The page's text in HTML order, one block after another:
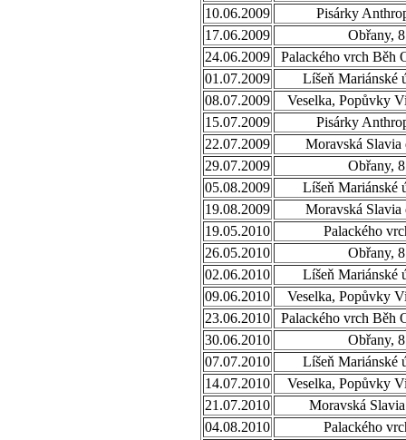
10.06.2009
Pisárky
17.06.2009
Obřany,
24.06.2009
Palackého vrch Běh
01.07.2009
Líšeň Mariánské
08.07.2009
Veselka, Popůvky
15.07.2009
Pisárky
22.07.2009
Moravská Slavia
29.07.2009
Obřany,
05.08.2009
Líšeň Mariánské
19.08.2009
Moravská Slavia
19.05.2010
Palackého
26.05.2010
Obřany,
02.06.2010
Líšeň Mariánské
09.06.2010
Veselka, Popůvky
23.06.2010
Palackého vrch Běh
30.06.2010
Obřany,
07.07.2010
Líšeň Mariánské
14.07.2010
Veselka, Popůvky
21.07.2010
Moravská
04.08.2010
Palackého